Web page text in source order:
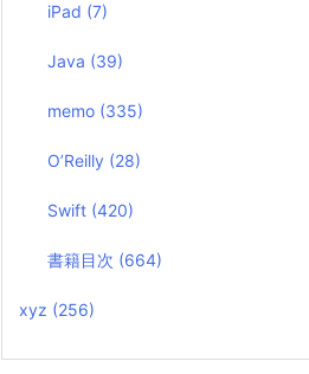
iPad (7)
Java (39)
memo (335)
O’Reilly (28)
Swift (420)
書籍目次 (664)
xyz (256)